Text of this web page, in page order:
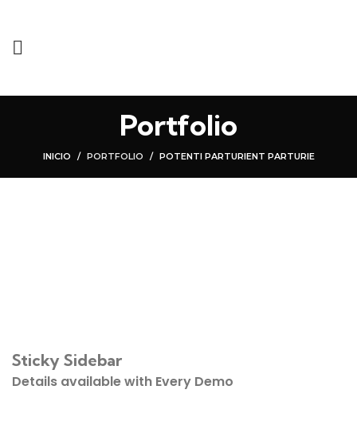
Portfolio
INICIO PORTFOLIO POTENTI PARTURIENT PARTURIE
Sticky Sidebar
Details available with Every Demo